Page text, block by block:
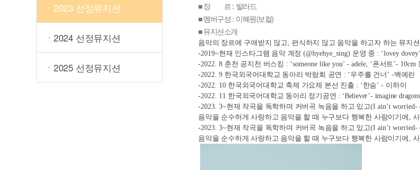
ㆍ2023 선정뮤지션
ㆍ2024 선정뮤지션
ㆍ2025 선정뮤지션
■ 장 르 : 발라드
■ 멤버구성 : 이혜원(보컬)
■ 뮤지션소개
음악의 장르에 구애받지 않고, 편식하지 않고 음악을 하고자 하는 뮤지
-2019~현재 인스타그램 음악 계정 (@hyehye_sing) 운영 중 : ‘lovey
-2022. 8 춘천 공지천 버스킹 : ‘someone like you’ - adele, ‘폰서트’- 10cm
-2022. 9 한국외국어대학교 동아리 박람회 공연 : ‘우주를 건너 ’ -백예린
-2022. 10 한국외국어대학교 축제 가요제 본선 진출 : ‘한숨’ - 이하이
-2022. 11 한국외국어대학교 동아리 정기공연 : ‘Believer’- imagine
-2023. 3~현재 작곡을 독학하며 커버곡 녹음을 하고 있고(I ain’t worried-
음악을 순수하게 사랑하고 음악을 할 때 누구보다 행복한 사람이기에 ,
-2023. 3~현재 작곡을 독학하며 커버곡 녹음을 하고 있고(I ain’t worried-
음악을 순수하게 사랑하고 음악을 할 때 누구보다 행복한 사람이기에 ,